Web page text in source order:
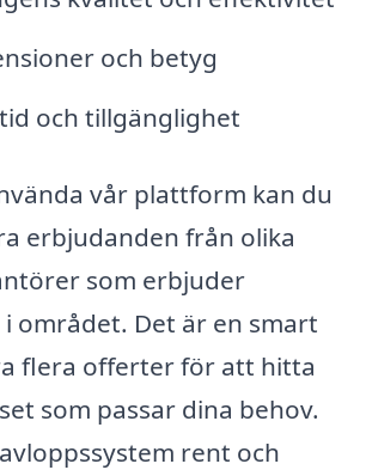
och betyg
och tillgänglighet
vår plattform kan du
erbjudanden från olika
som erbjuder
området. Det är en smart
flera offerter för att hitta
som passar dina behov.
rent och